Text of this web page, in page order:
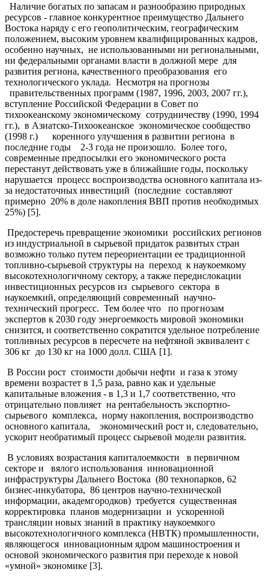
Наличие богатых по запасам и разнообразию природных
ресурсов - главное конкурентное преимущество Дальнего
Востока наряду с его геополитическим, географическим
положением, высоким уровнем квалифицированных кадров,
особенно научных, не использованными ни региональными,
ни федеральными органами власти в должной мере для
развития региона, качественного преобразования его
технологического уклада. Несмотря на прогнозы
правительственных программ (1987, 1996, 2003, 2007 гг.),
вступление Российской Федерации в Совет по
тихоокеанскому экономическому сотрудничеству (1990, 1994
гг.), в Азиатско-Тихоокеанское экономическое сообщество
(1998 г.) коренного улучшения в развитии региона в
последние годы 2-3 года не произошло. Более того,
современные предпосылки его экономического роста
перестанут действовать уже в ближайшие годы, поскольку
нарушается процесс воспроизводства основного капитала из-
за недостаточных инвестиций (последние составляют
примерно 20% в доле накопления ВВП против необходимых
25%) [5].
Предостеречь превращение экономики российских регионов
из индустриальной в сырьевой придаток развитых стран
возможно только путем переориентации ее традиционной
топливно-сырьевой структуры на переход к наукоемкому
высокотехнологичному сектору, а также передислокации
инвестиционных ресурсов из сырьевого сектора в
наукоемкий, определяющий современный научно-
технический прогресс. Тем более что по прогнозам
экспертов к 2030 году энергоемкость мировой экономики
снизится, и соответственно сократится удельное потребление
топливных ресурсов в пересчете на нефтяной эквивалент с
306 кг до 130 кг на 1000 долл. США [1].
В России рост стоимости добычи нефти и газа к этому
времени возрастет в 1,5 раза, равно как и удельные
капитальные вложения - в 1,3 и 1,7 соответственно, что
отрицательно повлияет на рентабельность экспортно-
сырьевого комплекса, норму накопления, воспроизводство
основного капитала, экономический рост и, следовательно,
ускорит необратимый процесс сырьевой модели развития.
В условиях возрастания капиталоемкости в первичном
секторе и вялого использования инновационной
инфраструктуры Дальнего Востока (80 технопарков, 62
бизнес-инкубатора, 86 центров научно-технической
информации, академгородков) требуется существенная
корректировка планов модернизации и ускоренной
трансляции новых знаний в практику наукоемкого
высокотехнологичного комплекса (НВТК) промышленности,
являющегося инновационным ядром машиностроения и
основой экономического развития при переходе к новой
«умной» экономике [3].